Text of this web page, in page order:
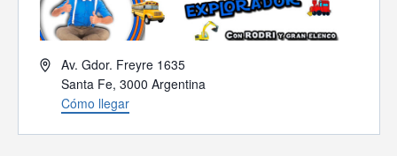
Dirección
Av. Gdor. Freyre 1635
Santa Fe, 3000 Argentina
Cómo llegar